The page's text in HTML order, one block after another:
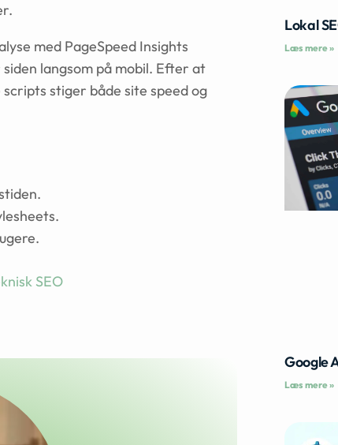
med PageSpeed Insights
langsom på mobil. Efter at
stiger både site speed og
SEO
Lokal
Læs mere »
Google
Læs mere »